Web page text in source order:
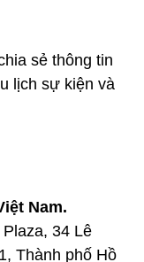
sẻ thông tin
lịch sự kiện và
Nam.
34 Lê
Thành phố Hồ